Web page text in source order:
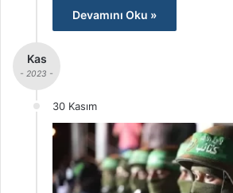
Devamını Oku »
Kas
- 2023 -
30 Kasım